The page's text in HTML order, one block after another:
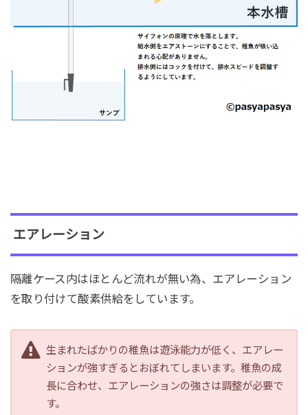
エアレーション
隔離ケース内はほとんど流れが無い為、エアレーション
を取り付けて酸素供給をしています。
生まれたばかりの稚魚は遊泳能力が低く、エアレー
ションが強すぎるとおぼれてしまいます。稚魚の成
長に合わせ、エアレーションの強さは調整が必要で
す。